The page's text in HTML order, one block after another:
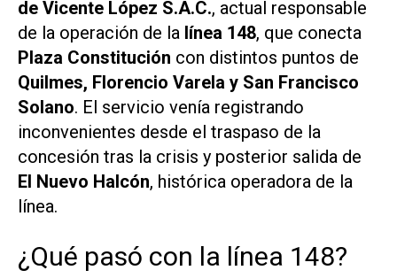
de Vicente López S.A.C., actual responsable
de la operación de la línea 148, que conecta
Plaza Constitución con distintos puntos de
Quilmes, Florencio Varela y San Francisco
Solano. El servicio venía registrando
inconvenientes desde el traspaso de la
concesión tras la crisis y posterior salida de
El Nuevo Halcón, histórica operadora de la
línea.
¿Qué pasó con la línea 148?